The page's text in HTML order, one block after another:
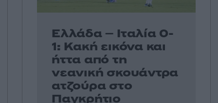
Ελλάδα – Ιταλία 0-
1: Κακή εικόνα και
ήττα από τη
νεανική σκουάντρα
ατζούρα στο
Παγκρήτιο